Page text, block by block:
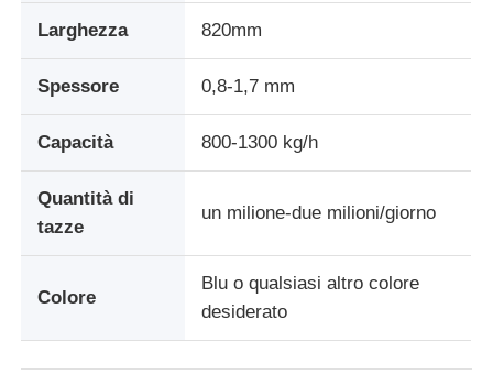
Prodotti
Chi Siamo
Visita alla fabbrica
Larghezza 820mm
Spessore 0,8-1,7 mm
Capacità 800-1300 kg/h
Quantità di
tazze
un milione-due milioni/giorno
Colore
Blu o qualsiasi altro colore
desiderato